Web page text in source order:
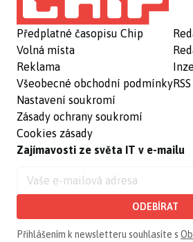
Předplatné časopisu Chip
Volná místa
Reklama
Všeobecné obchodní podmínky
Nastavení soukromí
Zásady ochrany soukromí
Cookies zásady
RSS
Zajímavosti ze světa IT v e-mailu
ODEBÍRAT
Přihlášením k newsletteru souhlasíte s